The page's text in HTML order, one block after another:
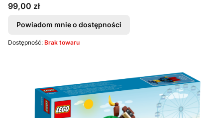
Cena
99,00 zł
Powiadom mnie o dostępności
Dostępność: Brak towaru